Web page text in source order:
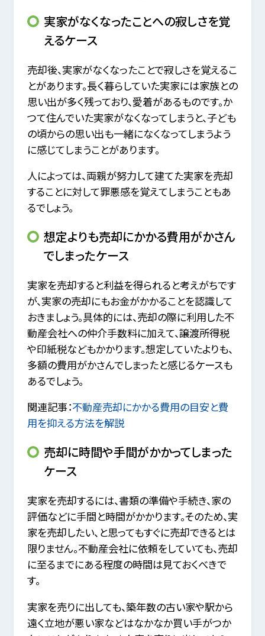
実家がなくなったことへの寂しさを覚
えるケース
売却後、実家がなくなったことで寂しさを覚えるこ
とがあります。長く暮らしていた実家には家族との
思い出が多く残っており、愛着があるものです。か
つて住んでいた実家がなくなってしまうと、子ども
の頃からの思い出も一緒になくなってしまうよう
に感じてしまうことがあります。
人によっては、両親が努力して建てた実家を売却
することに対して罪悪感を覚えてしまうこともあ
るでしょう。
想定よりも売却にかかる費用がかさん
でしまったケース
実家を売却すると利益を得られると考えがちです
が、実家の売却にもお金がかかることを認識して
おきましょう。具体的には、売却の際に利用した不
動産会社への仲介手数料に加えて、譲渡所得税
や印紙税などもかかります。想定していたよりも、
多額の費用がかさんでしまったと感じるケースも
あるでしょう。
関連記事：不動産売却にかかる費用の目安と費
用を抑える方法を解説
売却に時間や手間がかかってしまった
ケース
実家を売却するには、書類の準備や手続き、家の
評価などに手間と時間がかかります。そのため、実
家を売却したい、と思ってもすぐに売却できるとは
限りません。不動産会社に依頼をしていても、売却
に至るまでにある程度の時間は見ておくべきで
す。
実家を売りに出しても、築年数の古い家や駅から
遠く立地が悪い家などはなかなか買い手がつか